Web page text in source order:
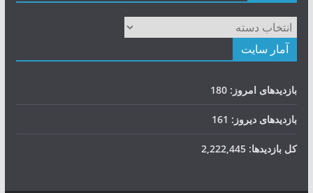
دسته‌ها
آمار سایت
بازدیدهای امروز: 180
بازدیدهای دیروز: 161
کل بازدیدها: 2,222,445